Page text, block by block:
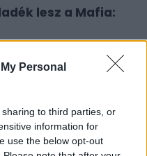
Personal
to third parties, or
information for
use the below opt-out
lesz a Mafia:
gépigénye láttán
Ne tedd!
a játékosok
The Old Country